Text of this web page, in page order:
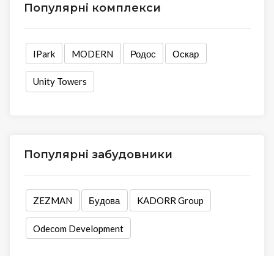
Популярні комплекси
IPark MODERN Родос Оскар
Unity Towers
Популярні забудовники
ZEZMAN Будова KADORR Group
Odecom Development